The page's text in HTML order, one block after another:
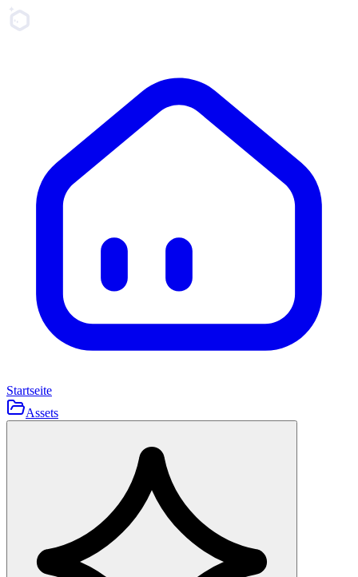
Startseite
Assets